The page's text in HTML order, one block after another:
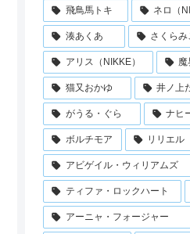
飛鳥馬トキ ネロ（
湊あくあ さくらみ
アリス（NIKKE） 魔
猫又おかゆ 井ノ上
がうる・ぐら ナヒ
ボルチモア リリエル
アビゲイル・ウィリアムズ
ティファ・ロックハート
アーニャ・フォージャー